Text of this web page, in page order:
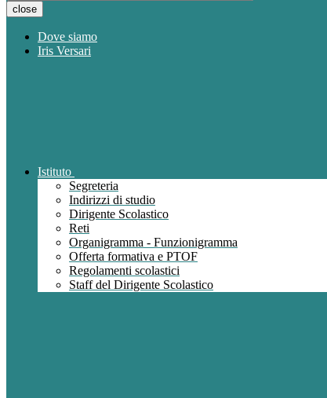
close
Dove siamo
Iris Versari
Istituto
Segreteria
Indirizzi di studio
Dirigente Scolastico
Reti
Organigramma - Funzionigramma
Offerta formativa e PTOF
Regolamenti scolastici
Staff del Dirigente Scolastico